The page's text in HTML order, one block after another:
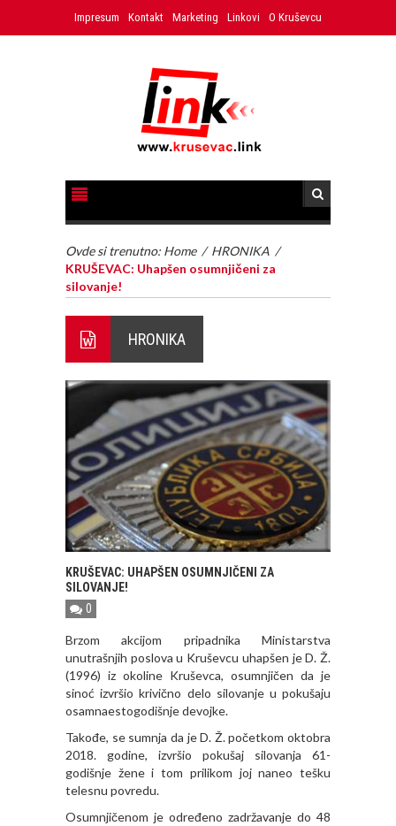
Impresum Kontakt Marketing Linkovi O Kruševcu
Ovde si trenutno: Home / HRONIKA /
KRUŠEVAC: Uhapšen osumnjičeni za
silovanje!
HRONIKA
KRUŠEVAC: UHAPŠEN OSUMNJIČENI ZA
SILOVANJE!
0
Brzom akcijom pripadnika Ministarstva
unutrašnjih poslova u Kruševcu uhapšen je D. Ž.
(1996) iz okoline Kruševca, osumnjičen da je
sinoć izvršio krivično delo silovanje u pokušaju
osamnaestogodišnje devojke.
Takođe, se sumnja da je D. Ž. početkom oktobra
2018. godine, izvršio pokušaj silovanja 61-
godišnje žene i tom prilikom joj naneo tešku
telesnu povredu.
Osumnjičenom je određeno zadržavanje do 48